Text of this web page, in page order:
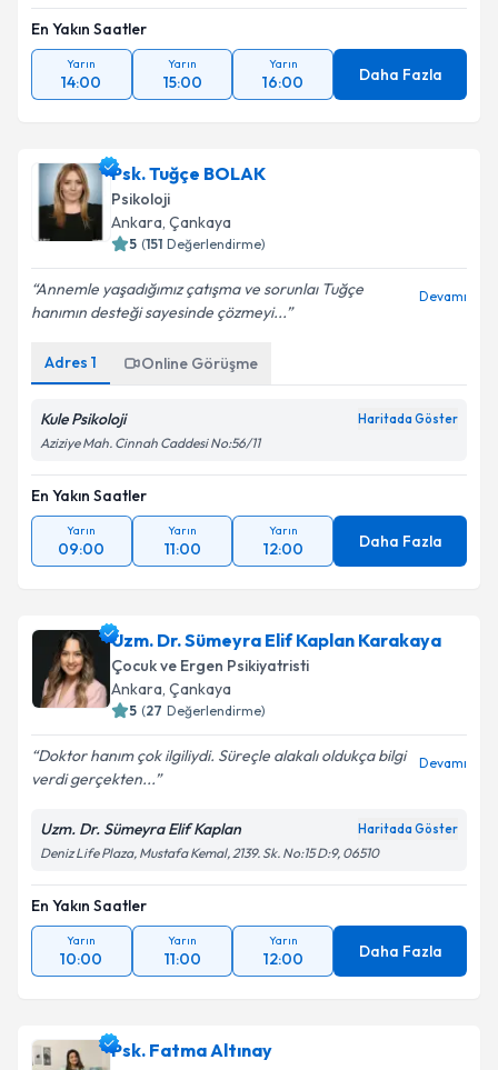
En Yakın Saatler
Yarın
14:00
Yarın
15:00
Yarın
16:00 Daha Fazla
Psk. Tuğçe BOLAK
Psikoloji
Ankara, Çankaya
5 (151 Değerlendirme)
Annemle yaşadığımız çatışma ve sorunlaı Tuğçe
hanımın desteği sayesinde çözmeyi...
Devamı
Adres 1 Online Görüşme
Kule Psikoloji Haritada Göster
Aziziye Mah. Cinnah Caddesi No:56/11
En Yakın Saatler
Yarın
09:00
Yarın
11:00
Yarın
12:00 Daha Fazla
Uzm. Dr. Sümeyra Elif Kaplan Karakaya
Çocuk ve Ergen Psikiyatristi
Ankara, Çankaya
5 (27 Değerlendirme)
Doktor hanım çok ilgiliydi. Süreçle alakalı oldukça bilgi
verdi gerçekten...
Devamı
Uzm. Dr. Sümeyra Elif Kaplan Haritada Göster
Deniz Life Plaza, Mustafa Kemal, 2139. Sk. No:15 D:9, 06510
En Yakın Saatler
Yarın
10:00
Yarın
11:00
Yarın
12:00 Daha Fazla
Psk. Fatma Altınay